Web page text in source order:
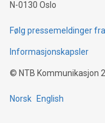
N-0130 Oslo
Følg pressemeldinger
Informasjonskapsler
© NTB Kommunikasjon
Norsk English